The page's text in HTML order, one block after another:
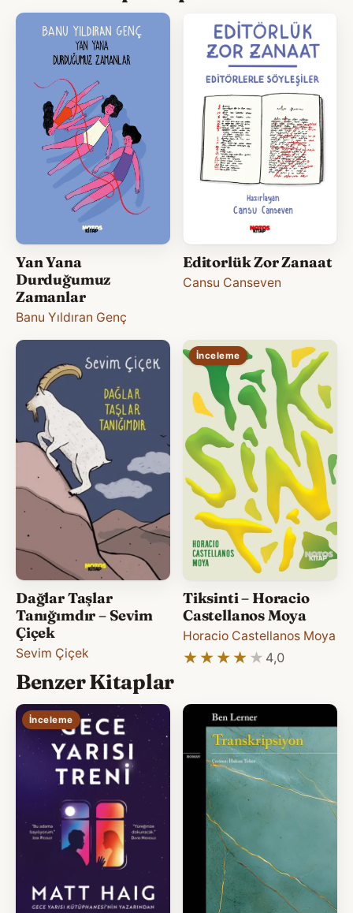
Yan Yana
Durduğumuz
Zamanlar
Banu Yıldıran Genç
Editorlük Zor Zanaat
Cansu Canseven
Dağlar Taşlar
Tanığımdır – Sevim
Çiçek
Sevim Çiçek
İnceleme
Tiksinti – Horacio
Castellanos Moya
Horacio Castellanos Moya
★★★★★
★★★★★ 4,0
Benzer Kitaplar
İnceleme